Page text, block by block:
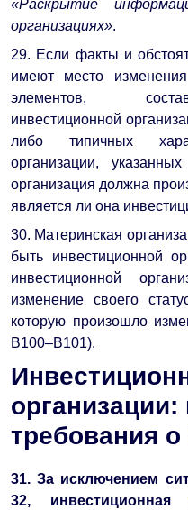
«Раскрытие
организациях».
29. Если факты и
имеют место
элементов,
инвестиционной
либо типичных
организации,
организация должна
является ли она
30. Материнская
быть инвестиционной
инвестиционной
изменение своего
которую произошло
В100–B101).
требования
31. За исключением
32,